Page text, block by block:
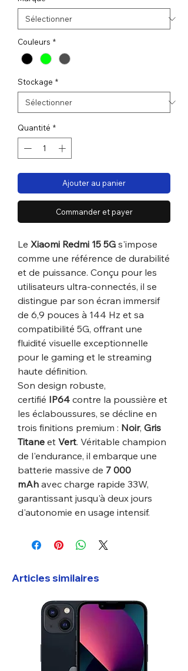
Couleurs *
Stockage *
Quantité *
Ajouter au panier
Commander et payer
Le Xiaomi Redmi 15 5G s'impose
comme une référence de durabilité
et de puissance. Conçu pour les
utilisateurs ultra-connectés, il se
distingue par son écran immersif
de 6,9 pouces à 144 Hz et sa
compatibilité 5G, offrant une
fluidité visuelle exceptionnelle
pour le gaming et le streaming
haute définition.
Son design robuste,
certifié IP64 contre la poussière et
les éclaboussures, se décline en
trois finitions premium : Noir, Gris
Titane et Vert. Véritable champion
de l'endurance, il embarque une
batterie massive de 7 000
mAh avec charge rapide 33W,
garantissant jusqu'à deux jours
d'autonomie en usage intensif.
Articles similaires